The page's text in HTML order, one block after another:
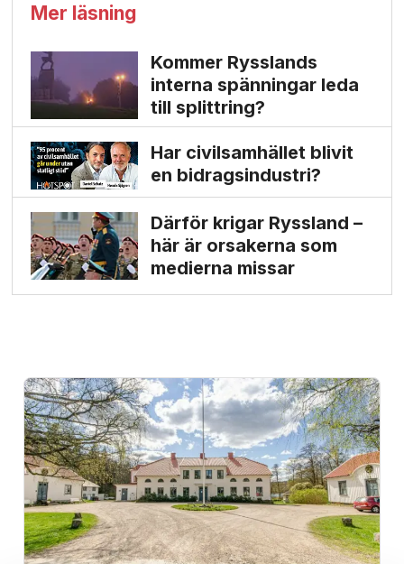
Mer läsning
Kommer Rysslands
interna spänningar leda
till splittring?
Har civilsamhället blivit
en bidrags­industri?
Därför krigar Ryssland –
här är orsakerna som
medierna missar